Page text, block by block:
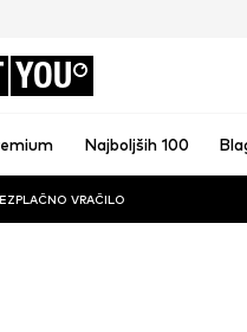
YOU
Najboljših 100
VRAČILO